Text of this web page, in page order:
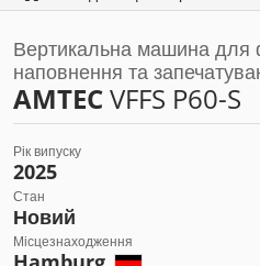
Вертикальна машина для
наповнення та
AMTECVFFS P60-S
Рік випуску
2025
Стан
Новий
Місцезнаходження